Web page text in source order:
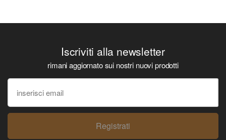
Iscriviti alla newsletter
rimani aggiornato sui nostri nuovi prodotti
Registrati